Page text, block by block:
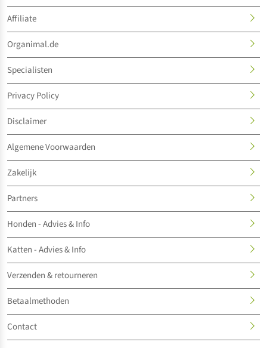
Affiliate
Organimal.de
Specialisten
Privacy Policy
Disclaimer
Algemene Voorwaarden
Zakelijk
Partners
Honden - Advies & Info
Katten - Advies & Info
Verzenden & retourneren
Betaalmethoden
Contact